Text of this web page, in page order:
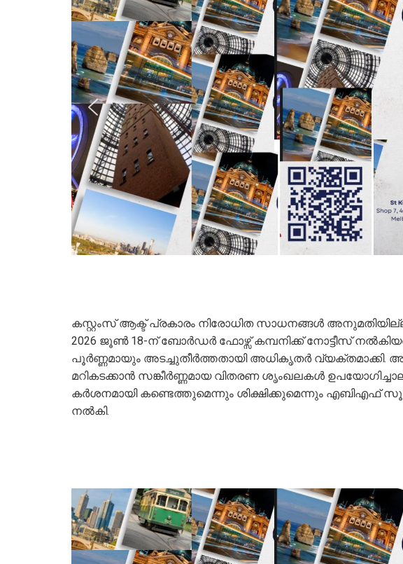
കസ്റ്റംസ് ആക്ട് പ്രകാരം നിരോധിത സാധനങ്ങൾ
2026 ജൂൺ 18-ന് ബോർഡർ ഫോഴ്സ് കമ്പനിക്ക് നോട്ടീസ്
പൂർണ്ണമായും അടച്ചുതീർത്തതായി അധികൃതർ വ്യക്തമാക്കി.
മറികടക്കാൻ സങ്കീർണ്ണമായ വിതരണ ശൃംഖലകൾ
കർശനമായി കണ്ടെത്തുമെന്നും ശിക്ഷിക്കുമെന്നും എബിഎഫ്
നൽകി.